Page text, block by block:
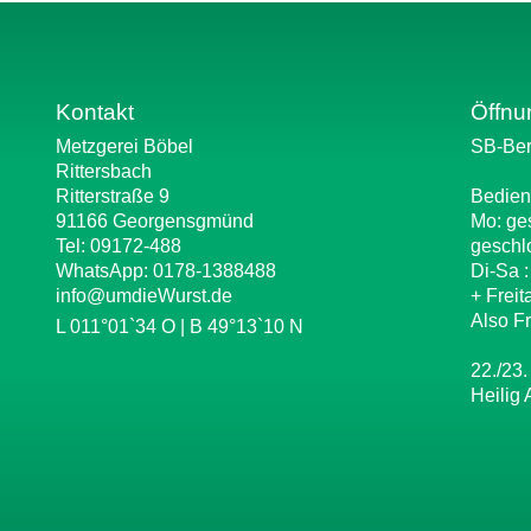
Kontakt
Metzgerei Böbel
Rittersbach
Ritterstraße 9
91166 Georgensgmünd
Tel: 09172-488
WhatsApp: 0178-1388488
info@umdieWurst.de
L 011°01`34 O | B 49°13`10 N
SB-
Mo:
Di-Sa
+
Also
22./
Heilig